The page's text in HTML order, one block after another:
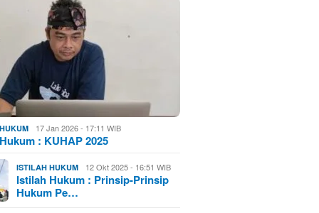
17 Jan 2026 - 17:11 WIB
: KUHAP 2025
ISTILAH HUKUM 12 Okt 2025 - 16:51 WIB
Istilah Hukum : Prinsip-Prinsip
Hukum Pe…